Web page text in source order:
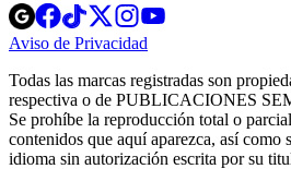
Opens
in
new
Opens
in
new
Opens
in
new
window
Opens
new
windowwindow
Aviso de Privacidad
new
window
Todas las marcas registradas son
respectiva o de PUBLICACIONES
Se prohíbe la reproducción total o
contenidos que aquí aparezca, así como
idioma sin autorización escrita por su